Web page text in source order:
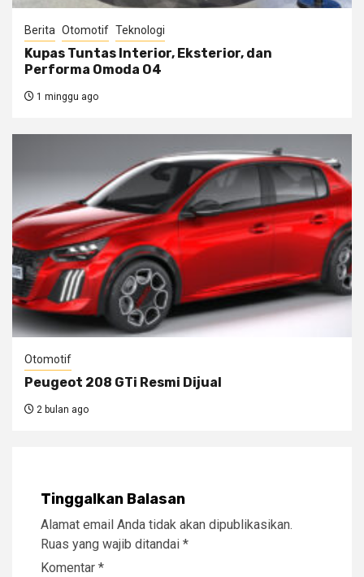
Berita Otomotif Teknologi
Kupas Tuntas Interior, Eksterior, dan
Performa Omoda O4
1 minggu ago
Otomotif
Peugeot 208 GTi Resmi Dijual
2 bulan ago
Tinggalkan Balasan
Alamat email Anda tidak akan dipublikasikan.
Ruas yang wajib ditandai *
Komentar *